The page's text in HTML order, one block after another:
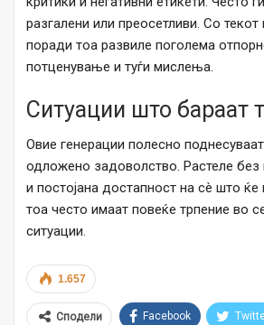
разгалени или преосетливи. Со
поради тоа развиле поголема
потценување и туѓи мислења.
Ситуации што бараат
Овие генерации полесно
одложено задоволство. Растеле без
и постојана достапност на сè што
тоа често имаат повеќе трпение во
ситуации.
1.657
Сподели Facebook